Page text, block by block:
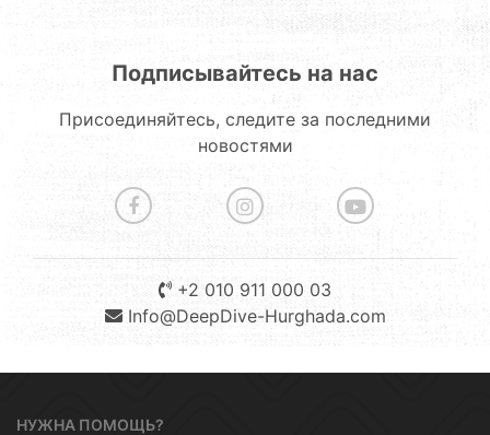
Подписывайтесь на нас
Присоединяйтесь, следите за последними
новостями
+2 010 911 000 03
Info@DeepDive-Hurghada.com
НУЖНА ПОМОЩЬ?